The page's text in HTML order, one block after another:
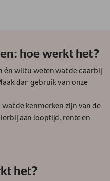
hoe werkt het?
én wilt u weten wat de daarbij
dan gebruik van onze
de kenmerken zijn van de
aan looptijd, rente en
het?